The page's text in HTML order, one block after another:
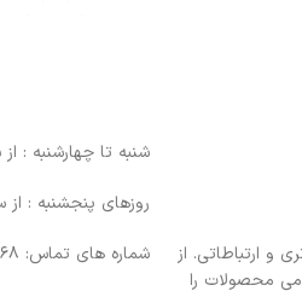
و ارتباطاتی. از
محصولات را
شنبه تا چهارشنبه : از
روزهای پنجشنبه : از ساعت
شماره های تماس: 09212882168 , 09352266546